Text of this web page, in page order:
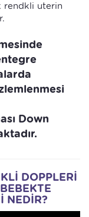
rendkli uterin
Down
DOPPLERİ
NEDİR?